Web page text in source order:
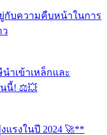
บความคืบหน้าในการ
ำเข้าเหล็กและ
นนี้! ⚖️💥
รงในปี 2024 🚀**